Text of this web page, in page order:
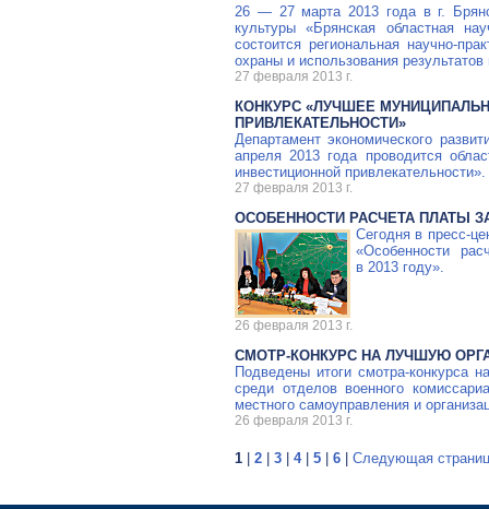
26 — 27 марта 2013 года в г.
культуры «Брянская областная
состоится региональная научно-
охраны и использования
27 февраля 2013 г.
КОНКУРС «ЛУЧШЕЕ
ПРИВЛЕКАТЕЛЬНОСТИ»
Департамент экономического
апреля 2013 года проводится
инвестиционной привлекательности».
27 февраля 2013 г.
ОСОБЕННОСТИ РАСЧЕТА ПЛАТЫ
Сегодня в пресс-
«Особенности
в 2013 году».
26 февраля 2013 г.
СМОТР-КОНКУРС НА ЛУЧШУЮ
Подведены итоги смотра-конкурса
среди отделов военного
местного самоуправления и
26 февраля 2013 г.
1 2 3 4| 5 6 Следующая